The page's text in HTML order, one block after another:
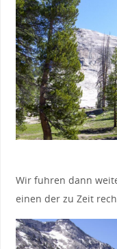
Wir fuhren dann
einen der zu Zeit